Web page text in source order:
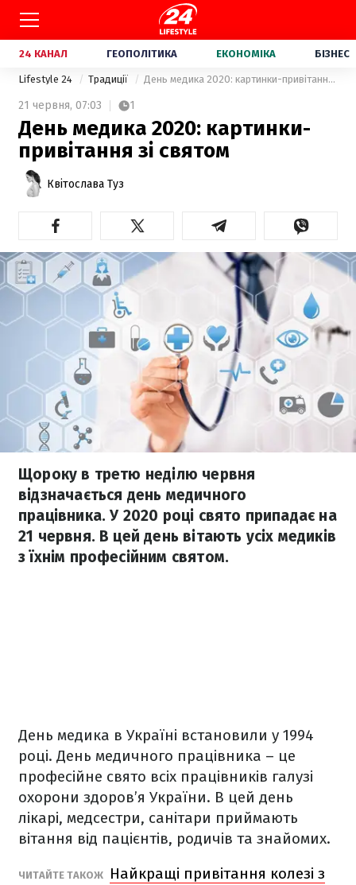
24 КАНАЛ ГЕОПОЛІТИКА ЕКОНОМІКА БІЗНЕС
Lifestyle 24 Традиції День медика 2020: картинки-привітання зі святом
21 червня, 07:03 1
День медика 2020: картинки-
привітання зі святом
Квітослава Туз
Щороку в третю неділю червня
відзначається день медичного
працівника. У 2020 році свято припадає на
21 червня. В цей день вітають усіх медиків
з їхнім професійним святом.
День медика в Україні встановили у 1994
році. День медичного працівника – це
професійне свято всіх працівників галузі
охорони здоров’я України. В цей день
лікарі, медсестри, санітари приймають
вітання від пацієнтів, родичів та знайомих.
ЧИТАЙТЕ ТАКОЖ
Найкращі привітання колезі з